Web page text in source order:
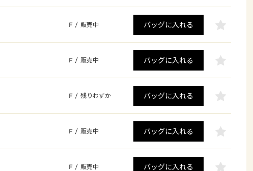
F / 販売中 バッグに入れる
F / 販売中 バッグに入れる
F / 残りわずか バッグに入れる
F / 販売中 バッグに入れる
F / 販売中 バッグに入れる